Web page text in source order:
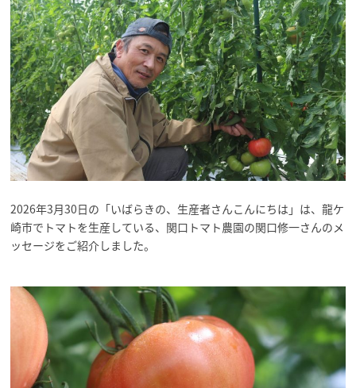
2026年3月30日の「いばらきの、生産者さんこんにちは」は、龍ケ
崎市でトマトを生産している、関口トマト農園の関口修一さんのメ
ッセージをご紹介しました。